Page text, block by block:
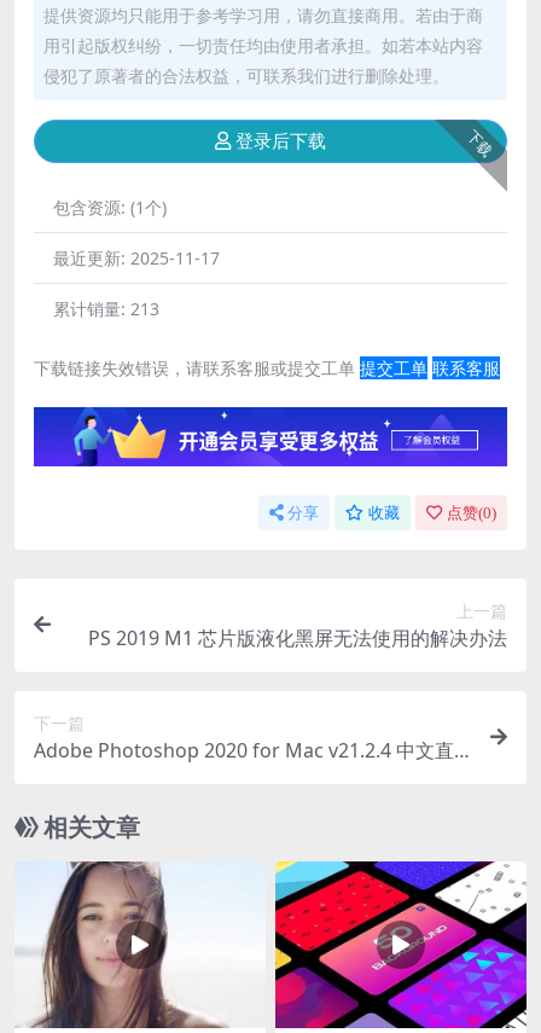
提供资源均只能用于参考学习用，请勿直接商用。若由于商
用引起版权纠纷，一切责任均由使用者承担。如若本站内容
侵犯了原著者的合法权益，可联系我们进行删除处理。
下载
登录后下载
包含资源: (1个)
最近更新: 2025-11-17
累计销量: 213
下载链接失效错误，请联系客服或提交工单 提交工单 联系客服
分享 收藏 点赞(0)
上一篇
PS 2019 M1 芯片版液化黑屏无法使用的解决办法
下一篇
Adobe Photoshop 2020 for Mac v21.2.4 中文直
相关文章